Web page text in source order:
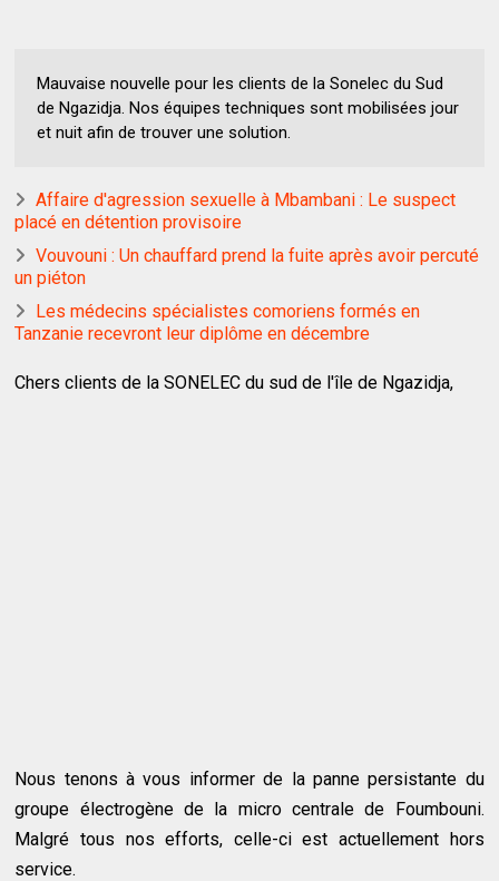
Mauvaise nouvelle pour les clients de la Sonelec du Sud
de Ngazidja. Nos équipes techniques sont mobilisées jour
et nuit afin de trouver une solution.
Affaire d'agression sexuelle à Mbambani : Le suspect
placé en détention provisoire
Vouvouni : Un chauffard prend la fuite après avoir percuté
un piéton
Les médecins spécialistes comoriens formés en
Tanzanie recevront leur diplôme en décembre
Chers clients de la SONELEC du sud de l'île de Ngazidja,
Nous tenons à vous informer de la panne persistante du
groupe électrogène de la micro centrale de Foumbouni.
Malgré tous nos efforts, celle-ci est actuellement hors
service.